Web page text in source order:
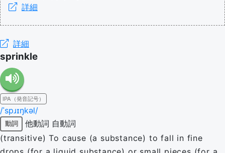
詳細
詳細
sprinkle
IPA（発音記号）
/ˈspɹɪŋkəl/
動詞 他動詞 自動詞
(transitive) To cause (a substance) to fall in fine